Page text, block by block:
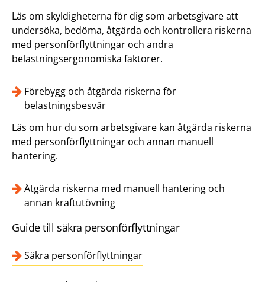
Läs om skyldigheterna för dig som arbetsgivare att
undersöka, bedöma, åtgärda och kontrollera riskerna
med personförflyttningar och andra
belastningsergonomiska faktorer.
Förebygg och åtgärda riskerna för
belastningsbesvär
Läs om hur du som arbetsgivare kan åtgärda riskerna
med personförflyttningar och annan manuell
hantering.
Åtgärda riskerna med manuell hantering och
annan kraftutövning
Guide till säkra personförflyttningar
Säkra personförflyttningar